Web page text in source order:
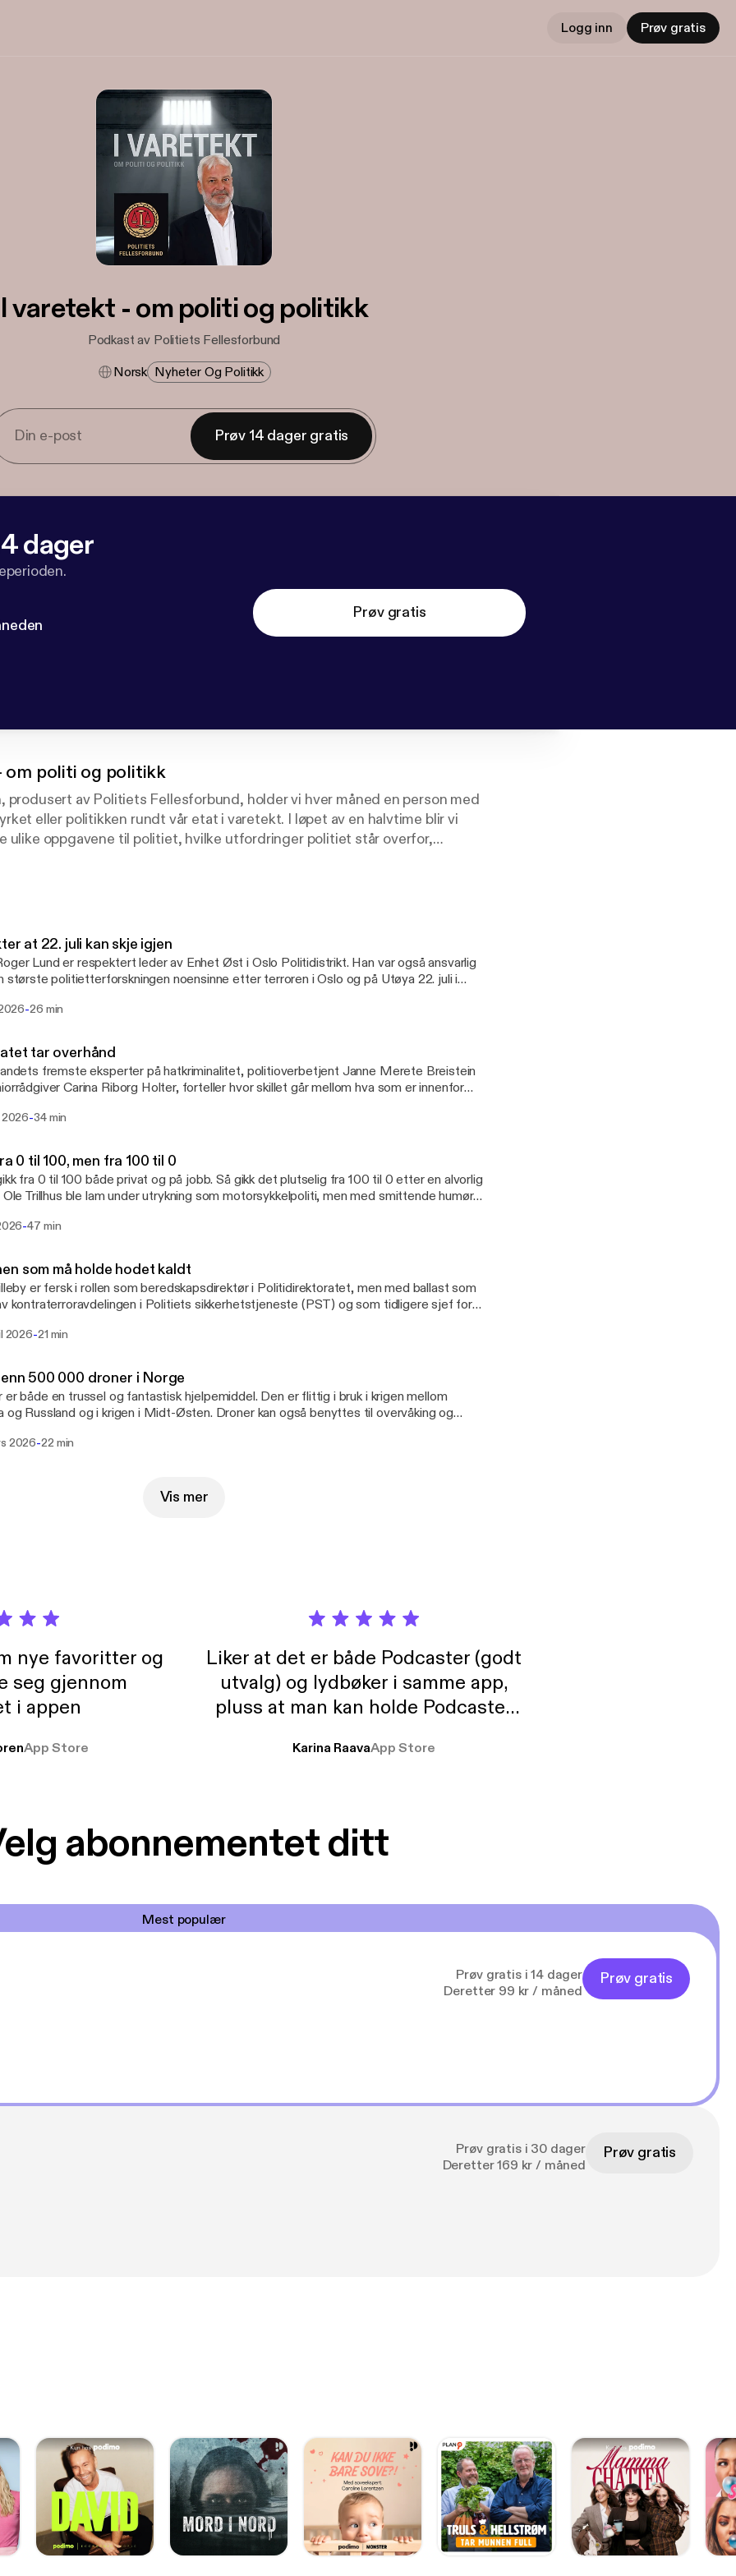
Logg inn Prøv gratis
I varetekt - om politi og politikk
Podkast av Politiets Fellesforbund
Norsk Nyheter Og Politikk
Prøv 14 dager gratis
dager
Prøv gratis
om politi og politikk
produsert av Politiets Fellesforbund, holder vi hver måned en person med
eller politikken rundt vår etat i varetekt. I løpet av en halvtime blir vi
ulike oppgavene til politiet, hvilke utfordringer politiet står overfor,
at 22. juli kan skje igjen
Lund er respektert leder av Enhet Øst i Oslo Politidistrikt. Han var også ansvarlig
største politietterforskningen noensinne etter terroren i Oslo og på Utøya 22. juli i
"I varetekt".
-26 min
tar overhånd
fremste eksperter på hatkriminalitet, politioverbetjent Janne Merete Breistein
Carina Riborg Holter, forteller hvor skillet går mellom hva som er innenfor
2026-34 min
0 til 100, men fra 100 til 0
fra 0 til 100 både privat og på jobb. Så gikk det plutselig fra 100 til 0 etter en alvorlig
Ole Trillhus ble lam under utrykning som motorsykkelpoliti, men med smittende humør
-47 min
som må holde hodet kaldt
er fersk i rollen som beredskapsdirektør i Politidirektoratet, men med ballast som
kontraterroravdelingen i Politiets sikkerhetstjeneste (PST) og som tidligere sjef for
for å håndtere alvorlige hendelser i fredstid og oppover i krisespekteret,
2026-21 min
500 000 droner i Norge
er både en trussel og fantastisk hjelpemiddel. Den er flittig i bruk i krigen mellom
og Russland og i krigen i Midt-Østen. Droner kan også benyttes til overvåking og
Beredskapssenter er antidronesjef og besitter enorm kunnskap: - I øyeblikket er
2026-22 min
Vis mer
nye favoritter og
seg gjennom
i appen
App Store
Liker at det er både Podcaster (godt
utvalg) og lydbøker i samme app,
pluss at man kan holde Podcaster
Karina RaavaApp Store
abonnementet ditt
Mest populær
Prøv gratis i 14 dager
Deretter 99 kr / måned
Prøv gratis
Prøv gratis i 30 dager
Deretter 169 kr / måned
Prøv gratis